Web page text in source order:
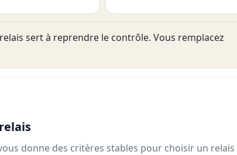
sert à reprendre le contrôle. Vous remplacez
donne des critères stables pour choisir un relais